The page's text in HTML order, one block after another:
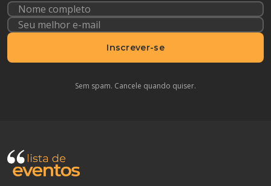
Inscrever-se
Sem spam. Cancele quando quiser.